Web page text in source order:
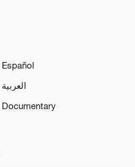
Español
العربية
Documentary